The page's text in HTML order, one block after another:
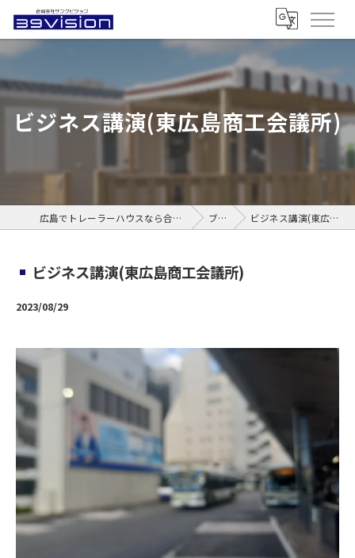
ビジネス講演(東広島商工会議所)
広島でトレーラーハウスなら合同会社サンクビジョン ブログ ビジネス講演(東広島商工会議所)
ビジネス講演(東広島商工会議所)
2023/08/29